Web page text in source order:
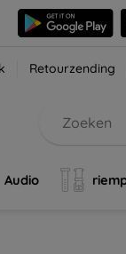
Retourzending
Audio